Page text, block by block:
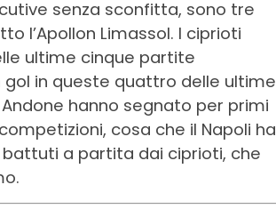
senza sconfitta, sono tre
l’Apollon Limassol. I ciprioti
ultime cinque partite
in queste quattro delle ultime
hanno segnato per primi
cosa che il Napoli ha
a partita dai ciprioti, che